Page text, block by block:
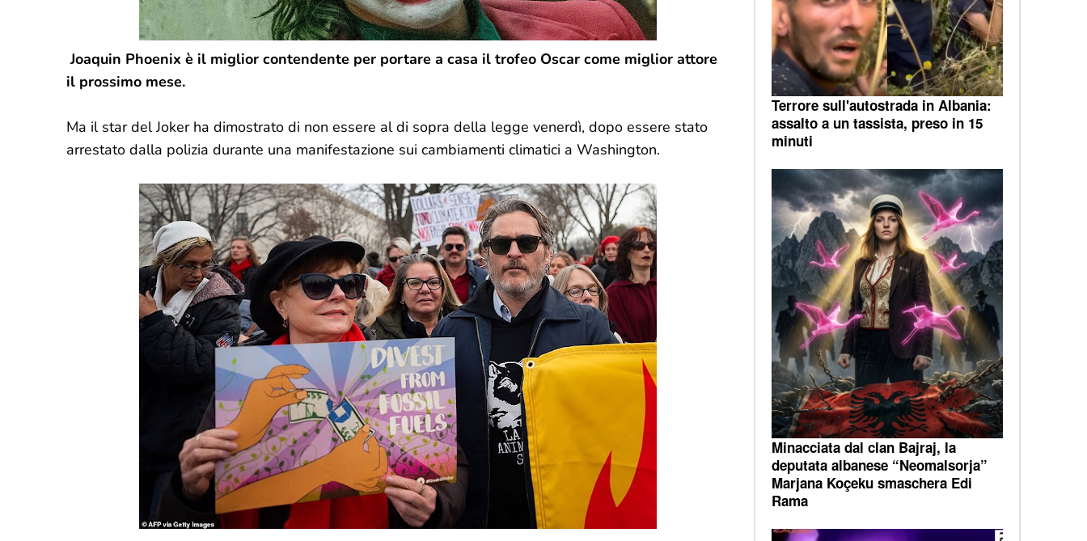
Joaquin Phoenix è il miglior contendente per portare a casa il trofeo Oscar come miglior attore
il prossimo mese.
Ma il star del Joker ha dimostrato di non essere al di sopra della legge venerdì, dopo essere stato
arrestato dalla polizia durante una manifestazione sui cambiamenti climatici a Washington.
Terrore sull'autostrada in Albania:
assalto a un tassista, preso in 15
minuti
Minacciata dal clan Bajraj, la
deputata albanese “Neomalsorja”
Marjana Koçeku smaschera Edi
Rama